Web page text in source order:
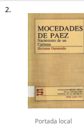
2.
Portada local